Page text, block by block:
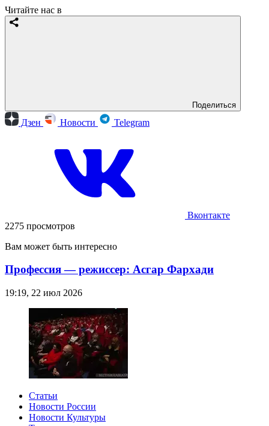
Читайте нас в
Поделиться
Дзен Новости Telegram
Вконтакте
2275 просмотров
Вам может быть интересно
Профессия — режиссер: Асгар Фархади
19:19, 22 июл 2026
Статьи
Новости России
Новости Культуры